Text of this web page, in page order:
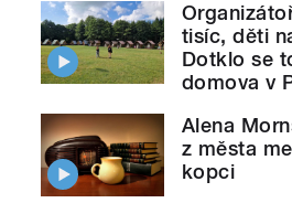
tisíc, děti
Dotklo se
domova v
Alena
z města
kopci